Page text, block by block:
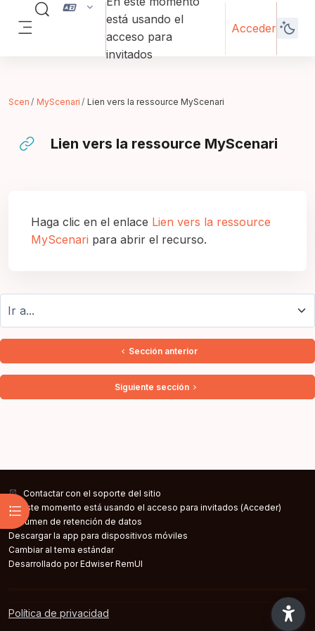
Salta al contenido principal
Panel lateral
Selector de búsqueda de entrada
está usando el
acceso para
invitados
Acceder
Abrir índice del curso
Scen MyScenari Lien vers la ressource MyScenari
Lien vers la ressource MyScenari
Haga clic en el enlace Lien vers la ressource
MyScenari para abrir el recurso.
Sección anterior
Ir a...
Siguiente sección
Contactar con el soporte del sitio
En este momento está usando el acceso para invitados (Acceder)
Resumen de retención de datos
Descargar la app para dispositivos móviles
Cambiar al tema estándar
Desarrollado por Edwiser RemUI
Política de privacidad